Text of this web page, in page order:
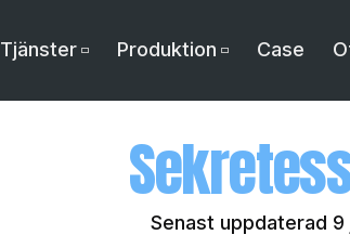
Tjänster Produktion Case
Senast uppdaterad 9